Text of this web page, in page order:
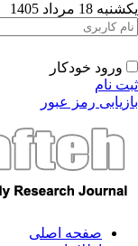
یکشنبه 18 مرداد 1405
ورود خودکار
ثبت نام
بازیابی رمز عبور
صفحه اصلی